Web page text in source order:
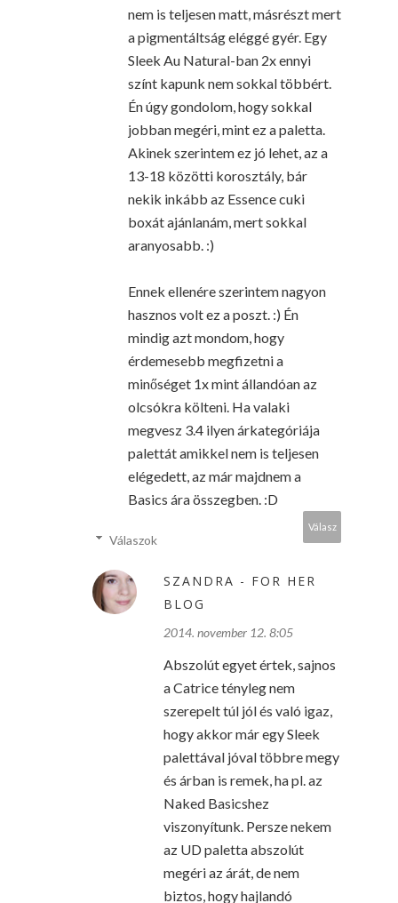
nem is teljesen matt, másrészt mert
a pigmentáltság eléggé gyér. Egy
Sleek Au Natural-ban 2x ennyi
színt kapunk nem sokkal többért.
Én úgy gondolom, hogy sokkal
jobban megéri, mint ez a paletta.
Akinek szerintem ez jó lehet, az a
13-18 közötti korosztály, bár
nekik inkább az Essence cuki
boxát ajánlanám, mert sokkal
aranyosabb. :)
Ennek ellenére szerintem nagyon
hasznos volt ez a poszt. :) Én
mindig azt mondom, hogy
érdemesebb megfizetni a
minőséget 1x mint állandóan az
olcsókra költeni. Ha valaki
megvesz 3.4 ilyen árkategóriája
palettát amikkel nem is teljesen
elégedett, az már majdnem a
Basics ára összegben. :D
Válasz
Válaszok
SZANDRA - FOR HER
BLOG
2014. november 12. 8:05
Abszolút egyet értek, sajnos
a Catrice tényleg nem
szerepelt túl jól és való igaz,
hogy akkor már egy Sleek
palettával jóval többre megy
és árban is remek, ha pl. az
Naked Basicshez
viszonyítunk. Persze nekem
az UD paletta abszolút
megéri az árát, de nem
biztos, hogy hajlandó